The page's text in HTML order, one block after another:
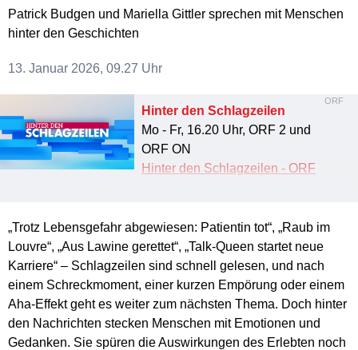
Patrick Budgen und Mariella Gittler sprechen mit Menschen
hinter den Geschichten
13. Januar 2026, 09.27 Uhr
ORF
Hinter den Schlagzeilen
Mo - Fr, 16.20 Uhr, ORF 2 und
ORF ON
Hinter den Schlagzeilen - ORF
„Trotz Lebensgefahr abgewiesen: Patientin tot“, „Raub im
Louvre“, „Aus Lawine gerettet“, „Talk-Queen startet neue
Karriere“ – Schlagzeilen sind schnell gelesen, und nach
einem Schreckmoment, einer kurzen Empörung oder einem
Aha-Effekt geht es weiter zum nächsten Thema. Doch hinter
den Nachrichten stecken Menschen mit Emotionen und
Gedanken. Sie spüren die Auswirkungen des Erlebten noch